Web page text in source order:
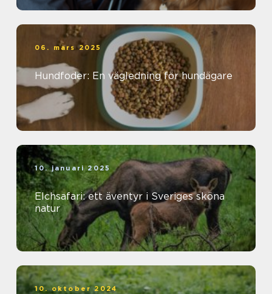
06. mars 2025
Hundfoder: En vägledning för hundägare
10. januari 2025
Elchsafari: ett äventyr i Sveriges sköna
natur
10. oktober 2024